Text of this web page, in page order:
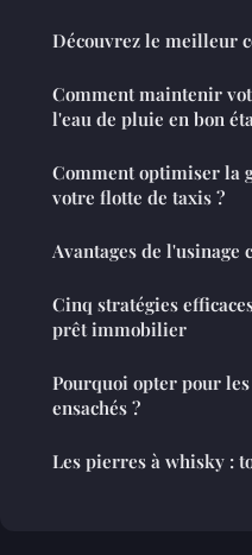
Découvrez le meilleur
Comment maintenir
l'eau de pluie en bon
Comment optimiser la
votre flotte de taxis ?
Avantages de l'usinage
Cinq stratégies
prêt immobilier
Pourquoi opter pour
ensachés ?
Les pierres à whisky :